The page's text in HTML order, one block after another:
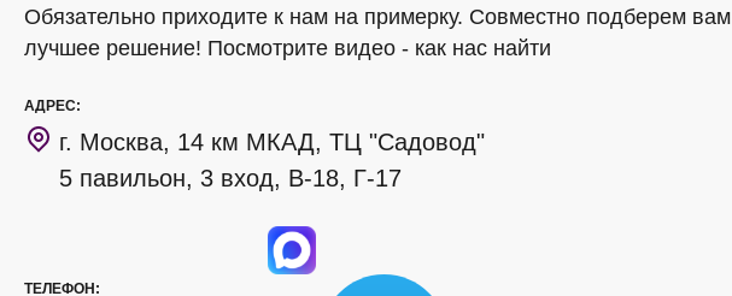
Обязательно приходите к нам на примерку. Совместно подберем вам
лучшее решение! Посмотрите видео - как нас найти
АДРЕС:
г. Москва, 14 км МКАД, ТЦ "Садовод"
5 павильон, 3 вход, В-18, Г-17
ТЕЛЕФОН: